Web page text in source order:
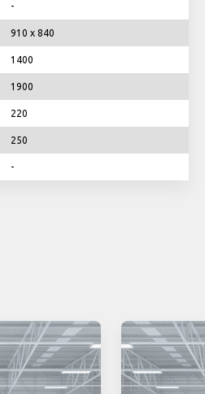
-
910 x 840
1400
1900
220
250
-